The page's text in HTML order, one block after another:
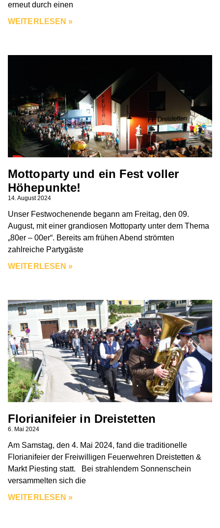
erneut durch einen
WEITERLESEN »
Mottoparty und ein Fest voller
Höhepunkte!
14. August 2024
Unser Festwochenende begann am Freitag, den 09.
August, mit einer grandiosen Mottoparty unter dem Thema
„80er – 00er“. Bereits am frühen Abend strömten
zahlreiche Partygäste
WEITERLESEN »
Florianifeier in Dreistetten
6. Mai 2024
Am Samstag, den 4. Mai 2024, fand die traditionelle
Florianifeier der Freiwilligen Feuerwehren Dreistetten &
Markt Piesting statt. Bei strahlendem Sonnenschein
versammelten sich die
WEITERLESEN »